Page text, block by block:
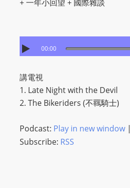
+ 一年小回望 + 國際雜談
00:00
講電視
1. Late Night with the Devil
2. The Bikeriders (不羈騎士)
Podcast: Play in new window|
Subscribe: RSS